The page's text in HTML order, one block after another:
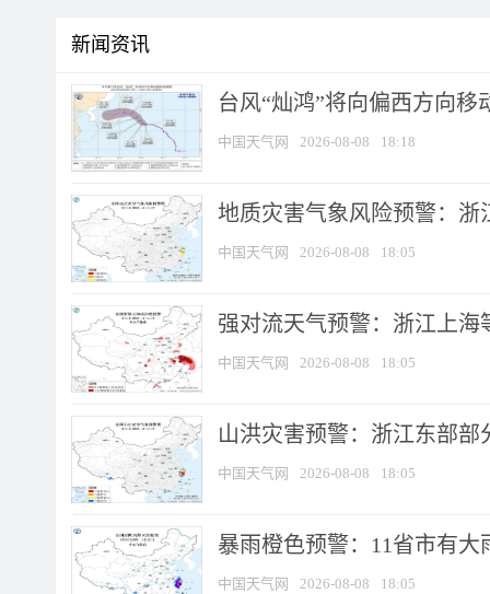
新闻资讯
台风“灿鸿”将向偏西方向移
中国天气网 2026-08-08 18:18
地质灾害气象风险预警：
中国天气网 2026-08-08 18:05
强对流天气预警：浙江上海
中国天气网 2026-08-08 18:05
山洪灾害预警：浙江东部
中国天气网 2026-08-08 18:05
暴雨橙色预警：11省市有
中国天气网 2026-08-08 18:05